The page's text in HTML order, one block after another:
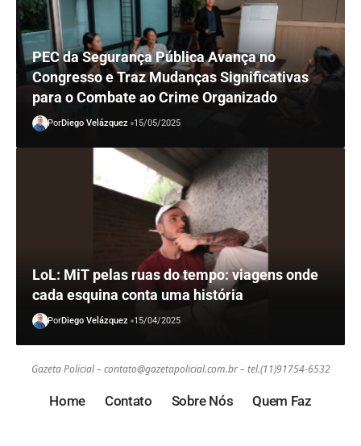
PEC da Segurança Pública Avança no
Congresso e Traz Mudanças Significativas
para o Combate ao Crime Organizado
PorDiego Velázquez 15/05/2025
LoL: MiT pelas ruas do tempo: viagens onde
cada esquina conta uma história
PorDiego Velázquez 15/04/2025
Gazeta Policial –contato@gazetapolicial.com.br– tel.(11)91754-6532
Home Contato Sobre Nós Quem Faz